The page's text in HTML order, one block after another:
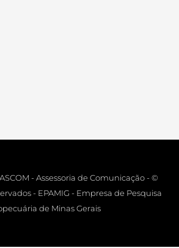
- Assessoria de Comunicação - ©
- EPAMIG - Empresa de Pesquisa
de Minas Gerais